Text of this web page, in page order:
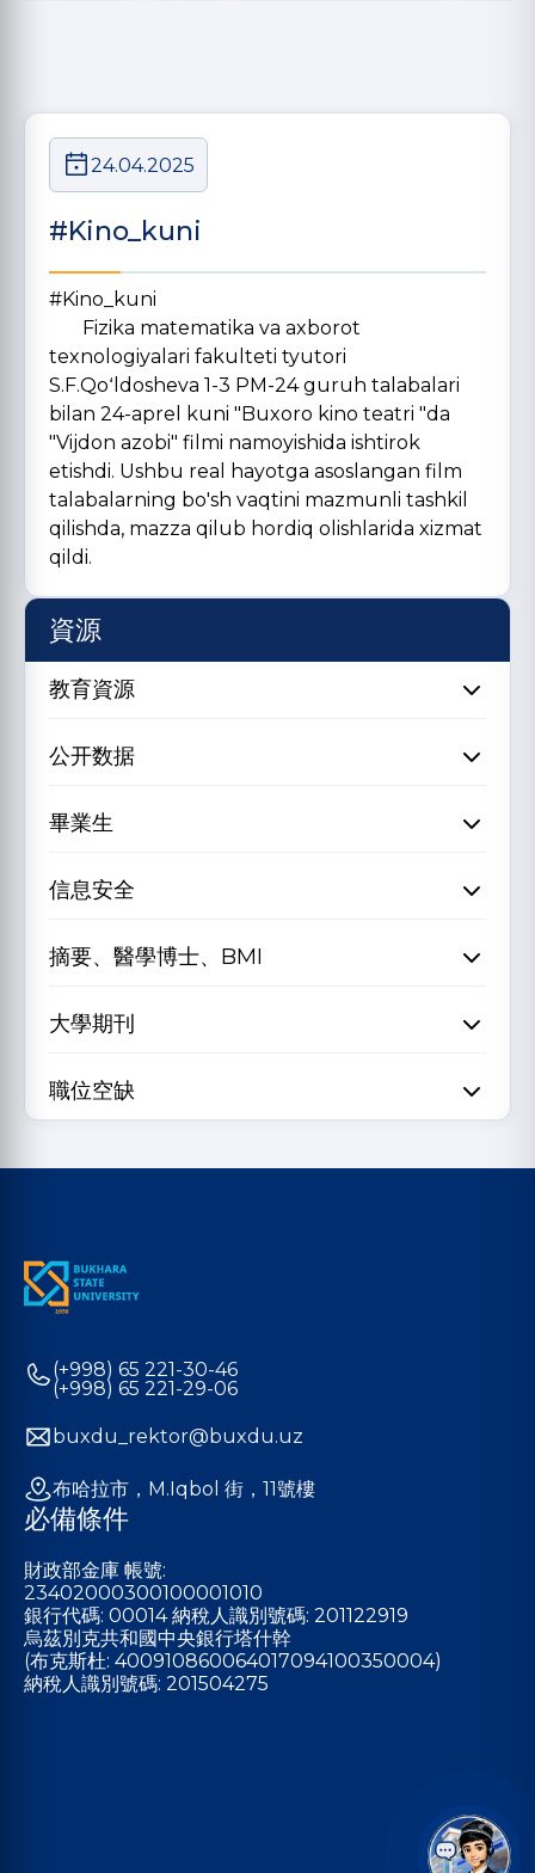
24.04.2025
#Kino_kuni
#Kino_kuni
Fizika matematika va axborot
texnologiyalari fakulteti tyutori
S.F.Qoʻldosheva 1-3 PM-24 guruh talabalari
bilan 24-aprel kuni "Buxoro kino teatri "da
"Vijdon azobi" filmi namoyishida ishtirok
etishdi. Ushbu real hayotga asoslangan film
talabalarning bo'sh vaqtini mazmunli tashkil
qilishda, mazza qilub hordiq olishlarida xizmat
qildi.
資源
教育資源
公开数据
畢業生
信息安全
摘要、醫學博士、BMI
大學期刊
職位空缺
(+998) 65 221-30-46
(+998) 65 221-29-06
buxdu_rektor@buxdu.uz
布哈拉市，M.Iqbol 街，11號樓
必備條件
財政部金庫 帳號:
23402000300100001010
銀行代碼: 00014 納稅人識別號碼: 201122919
烏茲別克共和國中央銀行塔什幹
(布克斯杜: 400910860064017094100350004)
納稅人識別號碼: 201504275